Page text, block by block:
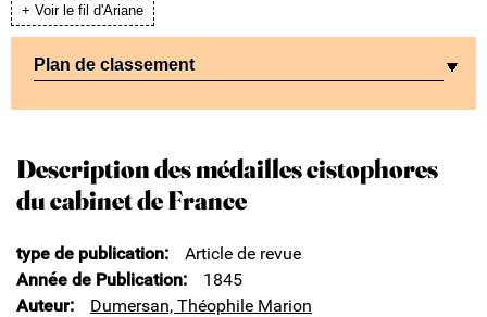
+ Voir le fil d'Ariane
Plan de classement
Description des médailles cistophores
du cabinet de France
type de publication
Article de revue
Année de Publication
1845
Auteur
Dumersan, Théophile Marion